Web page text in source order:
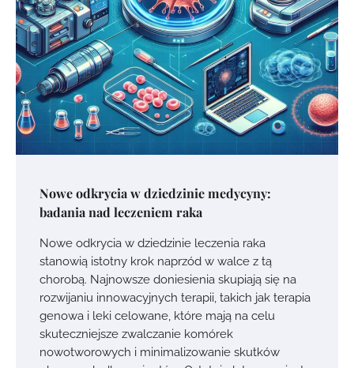
Nowe odkrycia w dziedzinie medycyny:
badania nad leczeniem raka
Nowe odkrycia w dziedzinie leczenia raka
stanowią istotny krok naprzód w walce z tą
chorobą. Najnowsze doniesienia skupiają się na
rozwijaniu innowacyjnych terapii, takich jak terapia
genowa i leki celowane, które mają na celu
skuteczniejsze zwalczanie komórek
nowotworowych i minimalizowanie skutków